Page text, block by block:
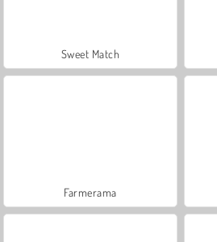
Sweet Match
Farmerama